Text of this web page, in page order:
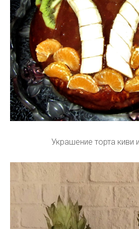
Украшение торта киви